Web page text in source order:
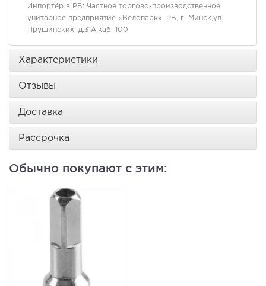
Импортёр в РБ: Частное торгово-производственное
унитарное предприятие «Велопарк», РБ, г. Минск,ул.
Прушинских, д.31А,каб. 100
Характеристики
Отзывы
Доставка
Рассрочка
Обычно покупают с этим: